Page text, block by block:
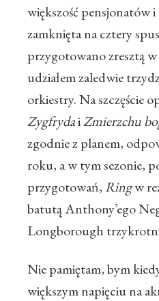
większość pensjonatów
zamknięta na cztery
przygotowano zresztą
udziałem zaledwie
orkiestry. Na szczęście
ZygfrydaiZmierzchu
zgodnie z planem,
roku, a w tym sezonie,
przygotowań,Ringw
batutą Anthony’ego
Longborough
Nie pamiętam, bym
większym napięciu na